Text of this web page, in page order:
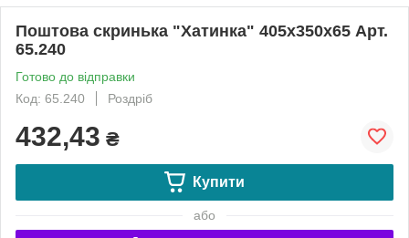
Поштова скринька "Хатинка" 405х350х65 Арт.
65.240
Готово до відправки
Код: 65.240
Роздріб
432,43 ₴
Купити
або